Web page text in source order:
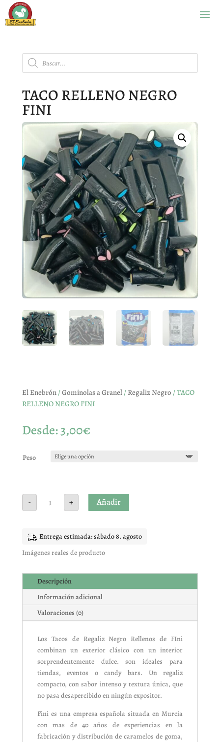
Búsqueda
de
productos
TACO RELLENO NEGRO
FINI
El Enebrón/Gominolas a Granel/ Regaliz Negro / TACO
RELLENO NEGRO FINI
Desde:3,00€
Peso
- RELLENO + Añadir
Entrega estimada: sábado 8. agosto
Imágenes reales de producto
Descripción
Información adicional
Valoraciones (0)
Los Tacos de Regaliz Negro Rellenos de FIni
combinan un exterior clásico con un interior
sorprendentemente dulce. son ideales para
tiendas, eventos o candy bars. Un regaliz
compacto, con sabor intenso y textura única, que
no pasa desapercibido en ningún expositor.
Fini es una empresa española situada en Murcia
con mas de 40 años de experiencias en la
fabricación y distribución de caramelos de goma,